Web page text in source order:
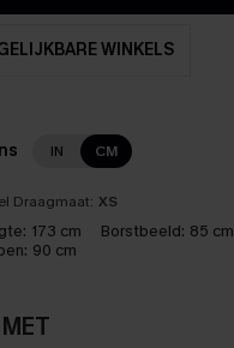
WINKELS
IN CM
Draagmaat: XS
173 cm Borstbeeld: 85 cm
90 cm